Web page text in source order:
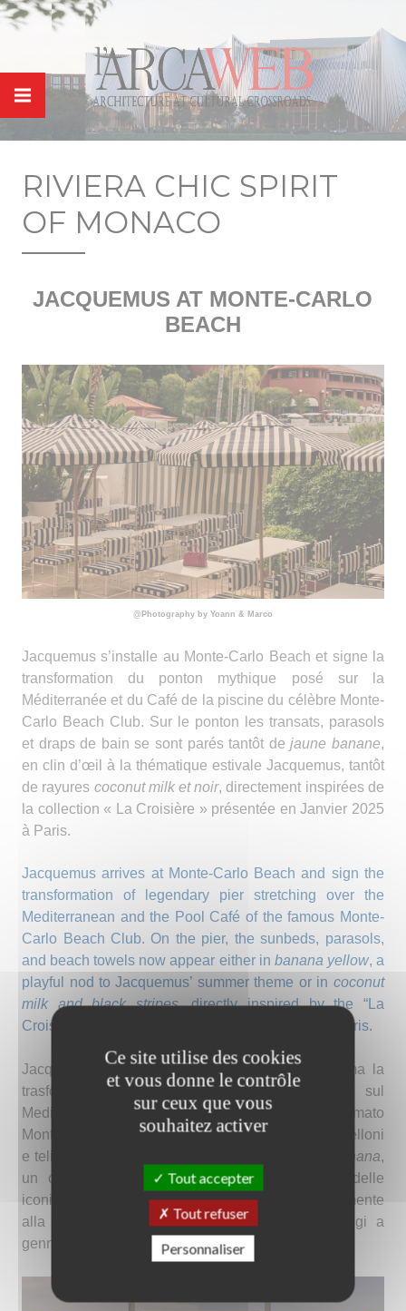
RIVIERA CHIC SPIRIT
OF MONACO
JACQUEMUS AT MONTE-CARLO
BEACH
@Photography by Yoann & Marco
Jacquemus s’installe au Monte-Carlo Beach et signe la
transformation du ponton mythique posé sur la
Méditerranée et du Café de la piscine du célèbre Monte-
Carlo Beach Club. Sur le ponton les transats, parasols
et draps de bain se sont parés tantôt dejaune banane,
en clin d’œil à la thématique estivale Jacquemus, tantôt
de rayures coconut milk et noir, directement inspirées de
la collection « La Croisière » présentée en Janvier 2025
à Paris.
Jacquemus arrives at Monte-Carlo Beach and sign the
transformation of
legendary pier stretching over the
Mediterranean and the Pool Caféof the famous Monte-
Carlo Beach Club. On the pier, the sunbeds, parasols,
and beach towels now appear either in banana yellow, a
playful nod to Jacquemus’ summer theme or in coconut
milk and black stripes, directly inspired by the “La
Croisière” collection unveiled in January 2025 in Paris.
Jacquemus approda al Monte-Carlo Beach e firma la
trasformazione del mitico pontile affacciato sul
Mediterraneo e del Café de la Piscine del rinomato
Monte-Carlo Beach Club. Sul pontile, lettini, ombrelloni
e teli mare si tingono alternativamente di
giallo banana,
un omaggio al tema estivo di Jacquemus, e delle
iconiche
righe coconut milk e nere, ispirate direttamente
alla collezione “La Croisière” presentata a Parigi a
gennaio 2025
Panneau de gestion des cookies
Ce site utilise des cookies
et vous donne le contrôle
sur ceux que vous
souhaitez activer
Tout accepter
Tout refuser
Personnaliser